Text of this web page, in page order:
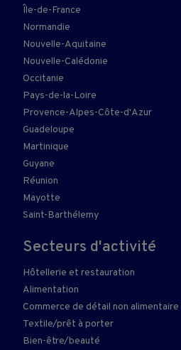
Île-de-France
Normandie
Nouvelle-Aquitaine
Nouvelle-Calédonie
Occitanie
Pays-de-la-Loire
Provence-Alpes-Côte-d'Azur
Guadeloupe
Martinique
Guyane
Réunion
Mayotte
Saint-Barthélemy
Secteurs d'activité
Hôtellerie et restauration
Alimentation
Commerce de détail non alimentaire
Textile/prêt à porter
Bien-être/beauté